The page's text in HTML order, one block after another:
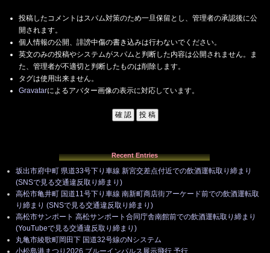
投稿したコメントはスパム対策のため一旦保留とし、管理者の承認後に公
開されます。
個人情報の公開、誹謗中傷の書き込みは行わないでください。
英文のみの投稿やシステムがスパムと判断した内容は公開されません。ま
た、管理者が不適切と判断したものは削除します。
タグは使用出来ません。
Gravatarによるアバター画像の表示に対応しています。
Recent Entries
坂出市府中町 県道33号下り車線 新宮交差点付近での飲酒運転取り締まり
(SNSで見る交通違反取り締まり)
高松市亀井町 国道11号下り車線 南新町商店街アーケード前での飲酒運転取
り締まり (SNSで見る交通違反取り締まり)
高松市サンポート 高松サンポート合同庁舎南館前での飲酒運転取り締まり
(YouTubeで見る交通違反取り締まり)
丸亀市綾歌町岡田下 国道32号線のNシステム
小松島港まつり2026 ブルーインパルス展示飛行 予行